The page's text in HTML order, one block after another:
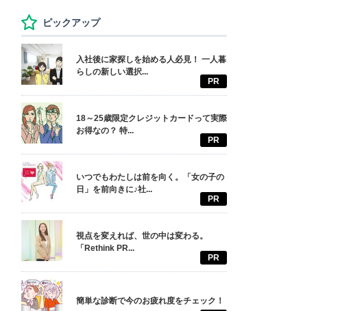
ピックアップ
入社後に家探しを始める人必見！ 一人暮
らしの新しい選択...
PR
18～25歳限定クレジットカードって実際
お得なの？ 特...
PR
いつでもわたしは前を向く。「女の子の
日」を前向きに♪社...
PR
視点を変えれば、世の中は変わる。
「Rethink PR...
PR
簡単な診断で今のお疲れ度をチェック！